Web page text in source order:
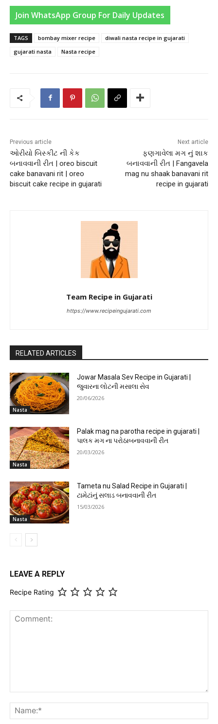
Join WhatsApp Group For Daily Updates
TAGS bombay mixer recipe
diwali nasta recipe in gujarati
gujarati nasta
Nasta recipe
Previous article
ઓરીયો બિસ્કીટ ની કેક
બનાવવાની રીત | oreo biscuit
cake banavani rit | oreo
biscuit cake recipe in gujarati
Next article
ફણગાવેલા મગ નું શાક
બનાવવાની રીત | Fangavela
mag nu shaak banavani rit
recipe in gujarati
Team Recipe in Gujarati
https://www.recipeingujarati.com
RELATED ARTICLES
Nasta
Jowar Masala Sev Recipe in Gujarati |
જુવારના લોટની મસાલા સેવ
20/06/2026
Nasta
Palak mag na parotha recipe in gujarati |
પાલક મગ ના પરોઠાબનાવવાની રીત
20/03/2026
Nasta
Tameta nu Salad Recipe in Gujarati |
ટામેટાંનું સલાડ બનાવવાની રીત
15/03/2026
LEAVE A REPLY
Recipe Rating